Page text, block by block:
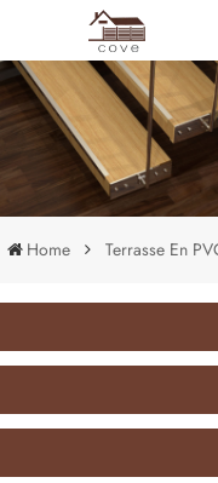
English
français
Home Terrasse En